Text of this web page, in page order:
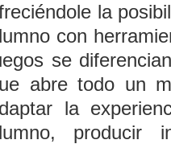
la
con
se
abre todo un
la
producir